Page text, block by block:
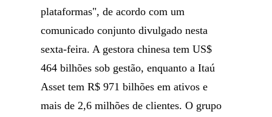
plataformas", de acordo com um
comunicado conjunto divulgado nesta
sexta-feira. A gestora chinesa tem US$
464 bilhões sob gestão, enquanto a Itaú
Asset tem R$ 971 bilhões em ativos e
mais de 2,6 milhões de clientes. O grupo